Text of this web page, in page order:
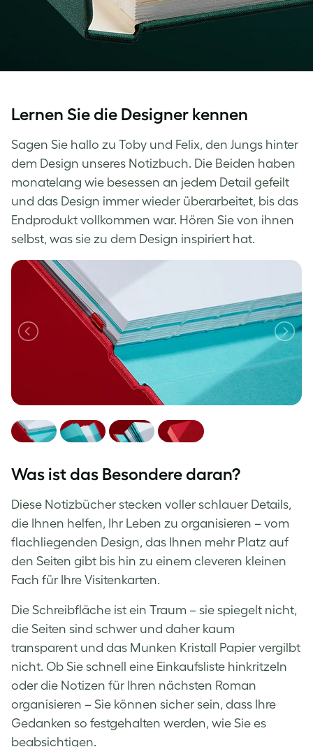
Lernen Sie die Designer kennen
Sagen Sie hallo zu Toby und Felix, den Jungs hinter
dem Design unseres Notizbuch. Die Beiden haben
monatelang wie besessen an jedem Detail gefeilt
und das Design immer wieder überarbeitet, bis das
Endprodukt vollkommen war. Hören Sie von ihnen
selbst, was sie zu dem Design inspiriert hat.
Was ist das Besondere daran?
Diese Notizbücher stecken voller schlauer Details,
die Ihnen helfen, Ihr Leben zu organisieren – vom
flachliegenden Design, das Ihnen mehr Platz auf
den Seiten gibt bis hin zu einem cleveren kleinen
Fach für Ihre Visitenkarten.
Die Schreibfläche ist ein Traum – sie spiegelt nicht,
die Seiten sind schwer und daher kaum
transparent und das Munken Kristall Papier vergilbt
nicht. Ob Sie schnell eine Einkaufsliste hinkritzeln
oder die Notizen für Ihren nächsten Roman
organisieren – Sie können sicher sein, dass Ihre
Gedanken so festgehalten werden, wie Sie es
beabsichtigen.